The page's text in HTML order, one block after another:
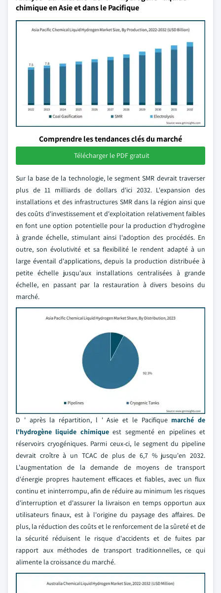
chimique en Asie et dans le Pacifique
Comprendre les tendances clés du marché
Télécharger le PDF gratuit
Sur la base de la technologie, le segment SMR devrait traverser
plus de 11 milliards de dollars d'ici 2032. L'expansion des
installations et des infrastructures SMR dans la région ainsi que
des coûts d'investissement et d'exploitation relativement faibles
en font une option potentielle pour la production d'hydrogène
à grande échelle, stimulant ainsi l'adoption des procédés. En
outre, son évolutivité et sa flexibilité le rendent adapté à un
large éventail d'applications, depuis la production distribuée à
petite échelle jusqu'aux installations centralisées à grande
échelle, en passant par la restauration à divers besoins du
marché.
D ' après la répartition, l ' Asie et le Pacifique marché de
l'hydrogène liquide chimiqueest segmenté en pipelines et
réservoirs cryogéniques. Parmi ceux-ci, le segment du pipeline
devrait croître à un TCAC de plus de 6,7 % jusqu'en 2032.
L'augmentation de la demande de moyens de transport
d'énergie propres hautement efficaces et fiables, avec un flux
continu et ininterrompu, afin de réduire au minimum les risques
d'interruption et d'assurer la livraison en temps opportun aux
utilisateurs finaux, est à l'origine du paysage des affaires. De
plus, la réduction des coûts et le renforcement de la sûreté et de
la sécurité réduisent le risque d'accidents et de fuites par
rapport aux méthodes de transport traditionnelles, ce qui
alimente la croissance du marché.